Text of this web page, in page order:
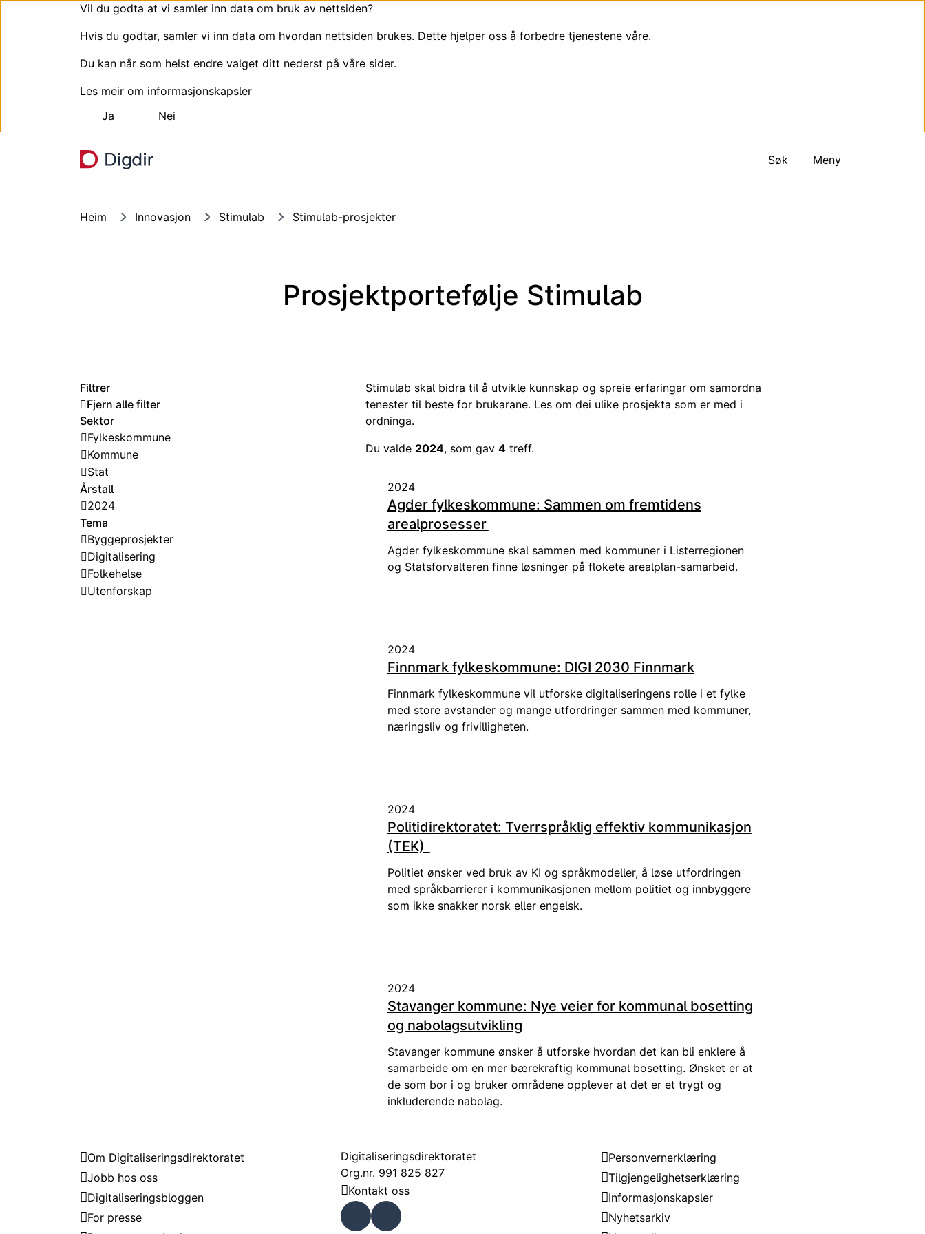
Vil du godta at vi samler inn data om bruk av nettsiden?
Hvis du godtar, samler vi inn data om hvordan nettsiden brukes. Dette hjelper oss å forbedre tjenestene våre.
Du kan når som helst endre valget ditt nederst på våre sider.
Les meir om informasjonskapsler
Ja
Nei
Søk
Meny
Heim Innovasjon Stimulab Stimulab-prosjekter
Prosjektportefølje Stimulab
Filtrer
Fjern alle filter
Sektor
Fylkeskommune
Kommune
Stat
Årstall
2024
Tema
Byggeprosjekter
Digitalisering
Folkehelse
Utenforskap
Stimulab skal bidra til å utvikle kunnskap og spreie erfaringar om samordna
tenester til beste for brukarane. Les om dei ulike prosjekta som er med i
ordninga.
Du valde 2024, som gav 4treff.
2024
Agder fylkeskommune: Sammen om fremtidens
arealprosesser
Agder fylkeskommune skal sammen med kommuner i Listerregionen
og Statsforvalteren finne løsninger på flokete arealplan-samarbeid.
2024
Finnmark fylkeskommune: DIGI 2030 Finnmark
Finnmark fylkeskommune vil utforske digitaliseringens rolle i et fylke
med store avstander og mange utfordringer sammen med kommuner,
næringsliv og frivilligheten.
2024
Politidirektoratet: Tverrspråklig effektiv kommunikasjon
(TEK)
Politiet ønsker ved bruk av KI og språkmodeller, å løse utfordringen
med språkbarrierer i kommunikasjonen mellom politiet og innbyggere
som ikke snakker norsk eller engelsk.
2024
Stavanger kommune: Nye veier for kommunal bosetting
og nabolagsutvikling
Stavanger kommune ønsker å utforske hvordan det kan bli enklere å
samarbeide om en mer bærekraftig kommunal bosetting. Ønsket er at
de som bor i og bruker områdene opplever at det er et trygt og
inkluderende nabolag.
Om Digitaliseringsdirektoratet
Jobb hos oss
Digitaliseringsbloggen
For presse
Digitaliseringsdirektoratet
Org.nr. 991 825 827
Kontakt oss
FacebLinke
Personvernerklæring
Tilgjengelighetserklæring
Informasjonskapsler
Nyhetsarkiv